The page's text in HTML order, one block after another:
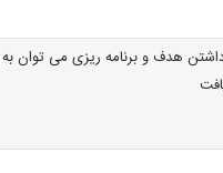
داشتن هدف و برنامه ریزی می توان